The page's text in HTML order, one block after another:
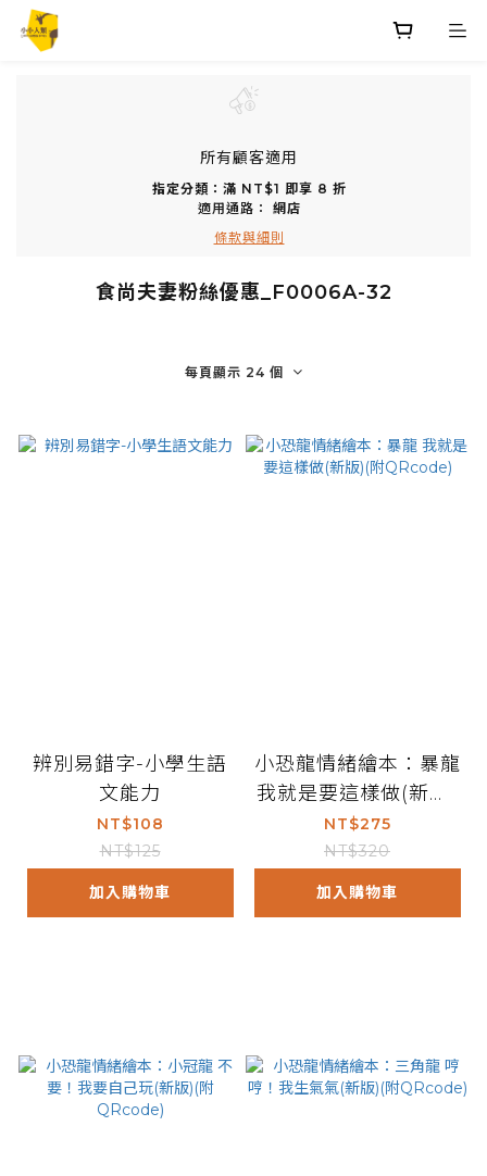
所有顧客適用
指定分類：滿 NT$1 即享 8 折
適用通路： 網店
條款與細則
食尚夫妻粉絲優惠_F0006A-32
每頁顯示 24 個
辨別易錯字-小學生語
文能力
NT$108
NT$125
加入購物車
小恐龍情緒繪本：暴龍
我就是要這樣做(新版)
(附QRcode)
NT$275
NT$320
加入購物車